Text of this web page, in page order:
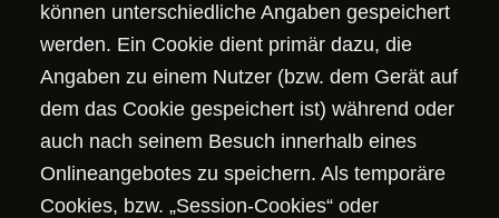
können unterschiedliche Angaben gespeichert
werden. Ein Cookie dient primär dazu, die
Angaben zu einem Nutzer (bzw. dem Gerät auf
dem das Cookie gespeichert ist) während oder
auch nach seinem Besuch innerhalb eines
Onlineangebotes zu speichern. Als temporäre
Cookies, bzw. „Session-Cookies“ oder